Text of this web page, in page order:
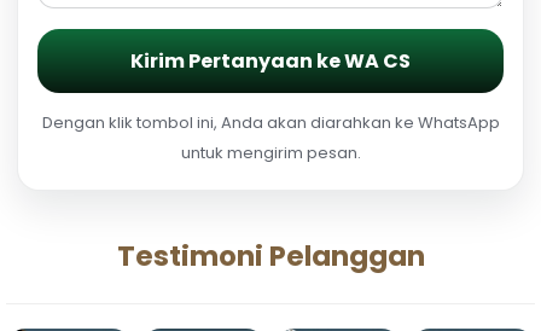
Kirim Pertanyaan ke WA CS
Dengan klik tombol ini, Anda akan diarahkan ke WhatsApp
untuk mengirim pesan.
Testimoni Pelanggan